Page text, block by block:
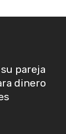
pareja
dinero